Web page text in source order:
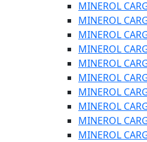
MINEROL
MINEROL
MINEROL
MINEROL
MINEROL
MINEROL
MINEROL
MINEROL
MINEROL
MINEROL